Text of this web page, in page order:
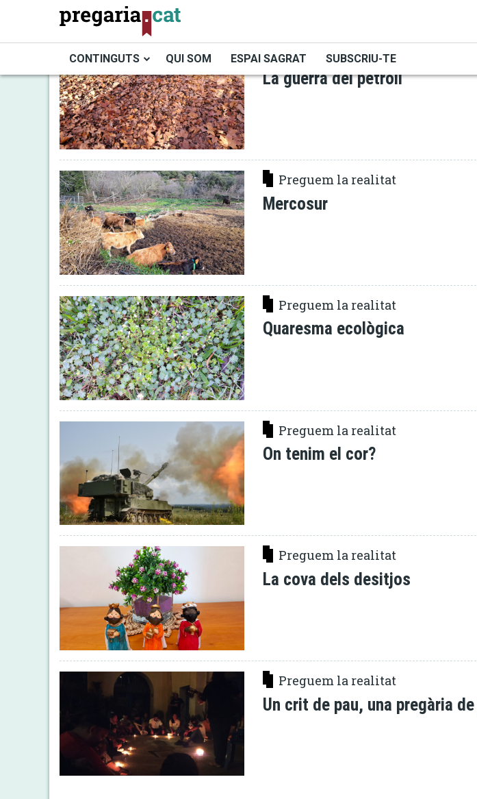
contingut
CONTINGUTS QUI SOM ESPAI SAGRAT SUBSCRIU-TE
Cercador
Preguem la realitat
La guerra del petroli
Preguem la realitat
Mercosur
Preguem la realitat
Quaresma ecològica
Preguem la realitat
On tenim el cor?
Preguem la realitat
La cova dels desitjos
Preguem la realitat
Un crit de pau, una pregària de